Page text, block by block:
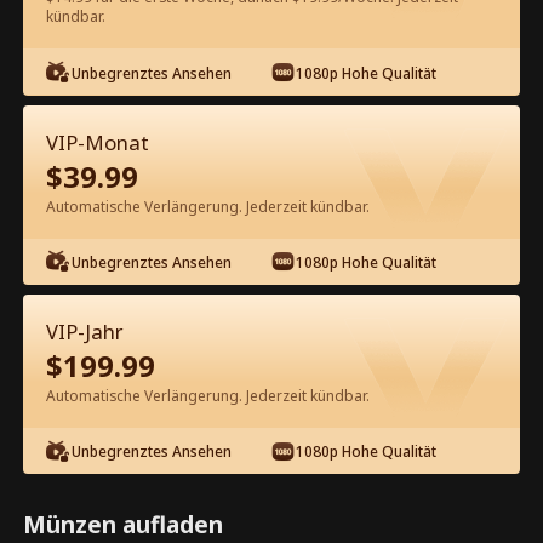
60 Jetzt entsperren
Kostenlos in der App ansehen
Episode 41 - Die Erbin hat ihren
Mann auf die schwarze Liste gesetzt
Kompletter Film
1-50 51-85
41 42 43 44 45
kündbar.
Unbegrenztes Ansehen 1080p Hohe Qualität
VIP-Monat
$39.99
Automatische Verlängerung. Jederzeit kündbar.
Unbegrenztes Ansehen 1080p Hohe Qualität
VIP-Jahr
$199.99
Automatische Verlängerung. Jederzeit kündbar.
Unbegrenztes Ansehen 1080p Hohe Qualität
Münzen aufladen